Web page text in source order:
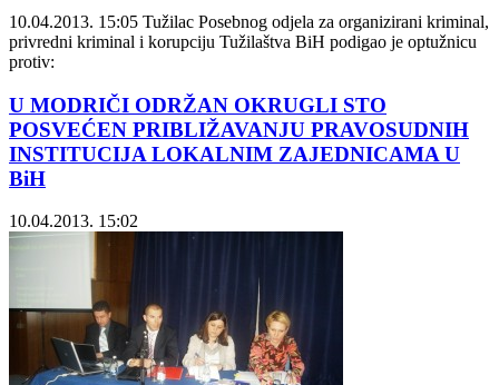
10.04.2013. 15:05 Tužilac Posebnog odjela za organizirani kriminal,
privredni kriminal i korupciju Tužilaštva BiH podigao je optužnicu
protiv:
U MODRIČI ODRŽAN OKRUGLI STO
POSVEĆEN PRIBLIŽAVANJU PRAVOSUDNIH
INSTITUCIJA LOKALNIM ZAJEDNICAMA U
BiH
10.04.2013. 15:02